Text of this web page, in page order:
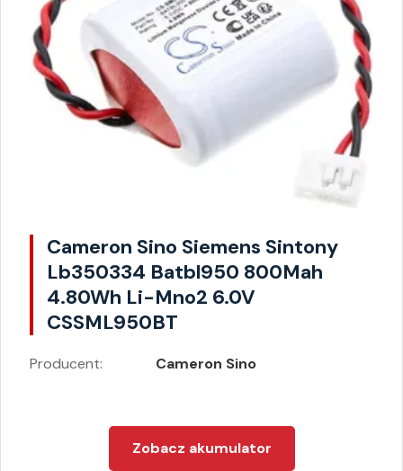
Cameron Sino Siemens Sintony
Lb350334 Batbl950 800Mah
4.80Wh Li-Mno2 6.0V
CSSML950BT
Producent: Cameron Sino
Zobacz akumulator